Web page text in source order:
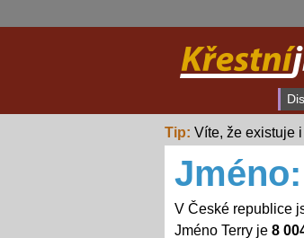
Tip: Víte, že existuje i
Jméno:
V České republice
Jméno Terry je 8